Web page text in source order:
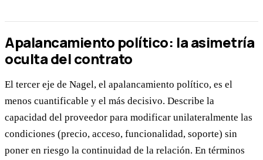
Apalancamiento político: la asimetría
oculta del contrato
El tercer eje de Nagel, el apalancamiento político, es el
menos cuantificable y el más decisivo. Describe la
capacidad del proveedor para modificar unilateralmente las
condiciones (precio, acceso, funcionalidad, soporte) sin
poner en riesgo la continuidad de la relación. En términos